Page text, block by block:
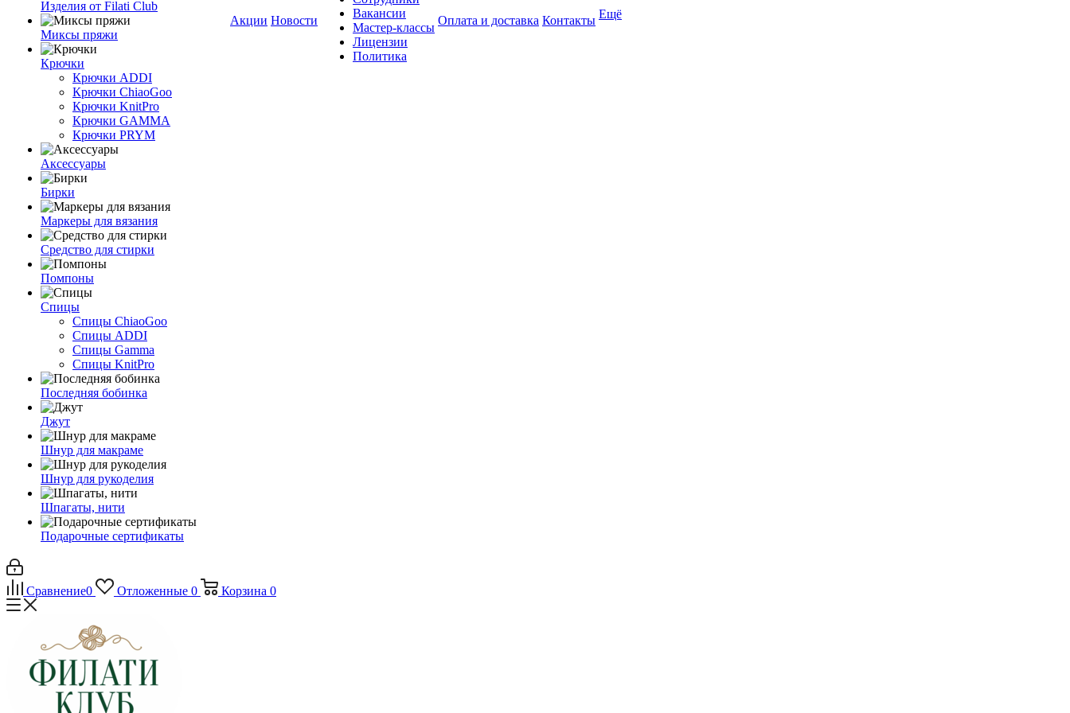
Изделия от Filati Club
Миксы пряжи
Крючки
Крючки ADDI
Крючки ChiaoGoo
Крючки KnitPro
Крючки GAMMA
Крючки PRYM
Аксессуары
Бирки
Маркеры для вязания
Средство для стирки
Помпоны
Спицы
Спицы ChiaoGoo
Спицы ADDI
Спицы Gamma
Спицы KnitPro
Последняя бобинка
Джут
Шнур для макраме
Шнур для рукоделия
Шпагаты, нити
Подарочные сертификаты
Акции Новости
Вакансии
Мастер-классы
Лицензии
Политика
Оплата и доставка Контакты Ещё
Сравнение0 Отложенные 0 Корзина 0